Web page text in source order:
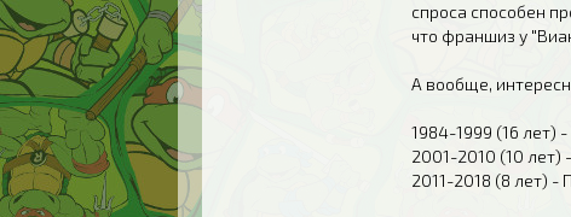
спроса способен
что франшиз у
А вообще,
1984-1999 (16 лет)
2001-2010 (10 лет)
2011-2018 (8 лет) -